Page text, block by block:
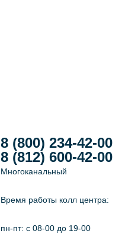
8 (800) 234-42-00
8 (812) 600-42-00
Многоканальный
Время работы колл центра:
пн-пт: c 08-00 до 19-00